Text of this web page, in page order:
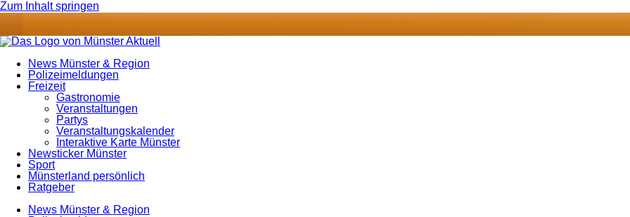
Zum Inhalt springen
News Münster & Region
Polizeimeldungen
Freizeit
Gastronomie
Veranstaltungen
Partys
Veranstaltungskalender
Interaktive Karte Münster
Newsticker Münster
Sport
Münsterland persönlich
Ratgeber
News Münster & Region